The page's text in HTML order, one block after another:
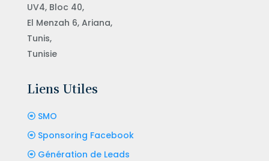
UV4, Bloc 40,
El Menzah 6, Ariana,
Tunis,
Tunisie
Liens Utiles
SMO
Sponsoring Facebook
Génération de Leads